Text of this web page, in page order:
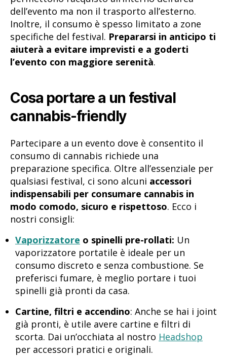
dell’evento ma non il trasporto all’esterno.
Inoltre, il consumo è spesso limitato a zone
specifiche del festival. Prepararsi in anticipo ti
aiuterà a evitare imprevisti e a goderti
l’evento con maggiore serenità.
Cosa portare a un festival
cannabis-friendly
Partecipare a un evento dove è consentito il
consumo di cannabis richiede una
preparazione specifica. Oltre all’essenziale per
qualsiasi festival, ci sono alcuni accessori
indispensabili per consumare cannabis in
modo comodo, sicuro e rispettoso. Ecco i
nostri consigli:
Vaporizzatore o spinelli pre-rollati: Un
vaporizzatore portatile è ideale per un
consumo discreto e senza combustione. Se
preferisci fumare, è meglio portare i tuoi
spinelli già pronti da casa.
Cartine, filtri e accendino: Anche se hai i joint
già pronti, è utile avere cartine e filtri di
scorta. Dai un’occhiata al nostro Headshop
per accessori pratici e originali.